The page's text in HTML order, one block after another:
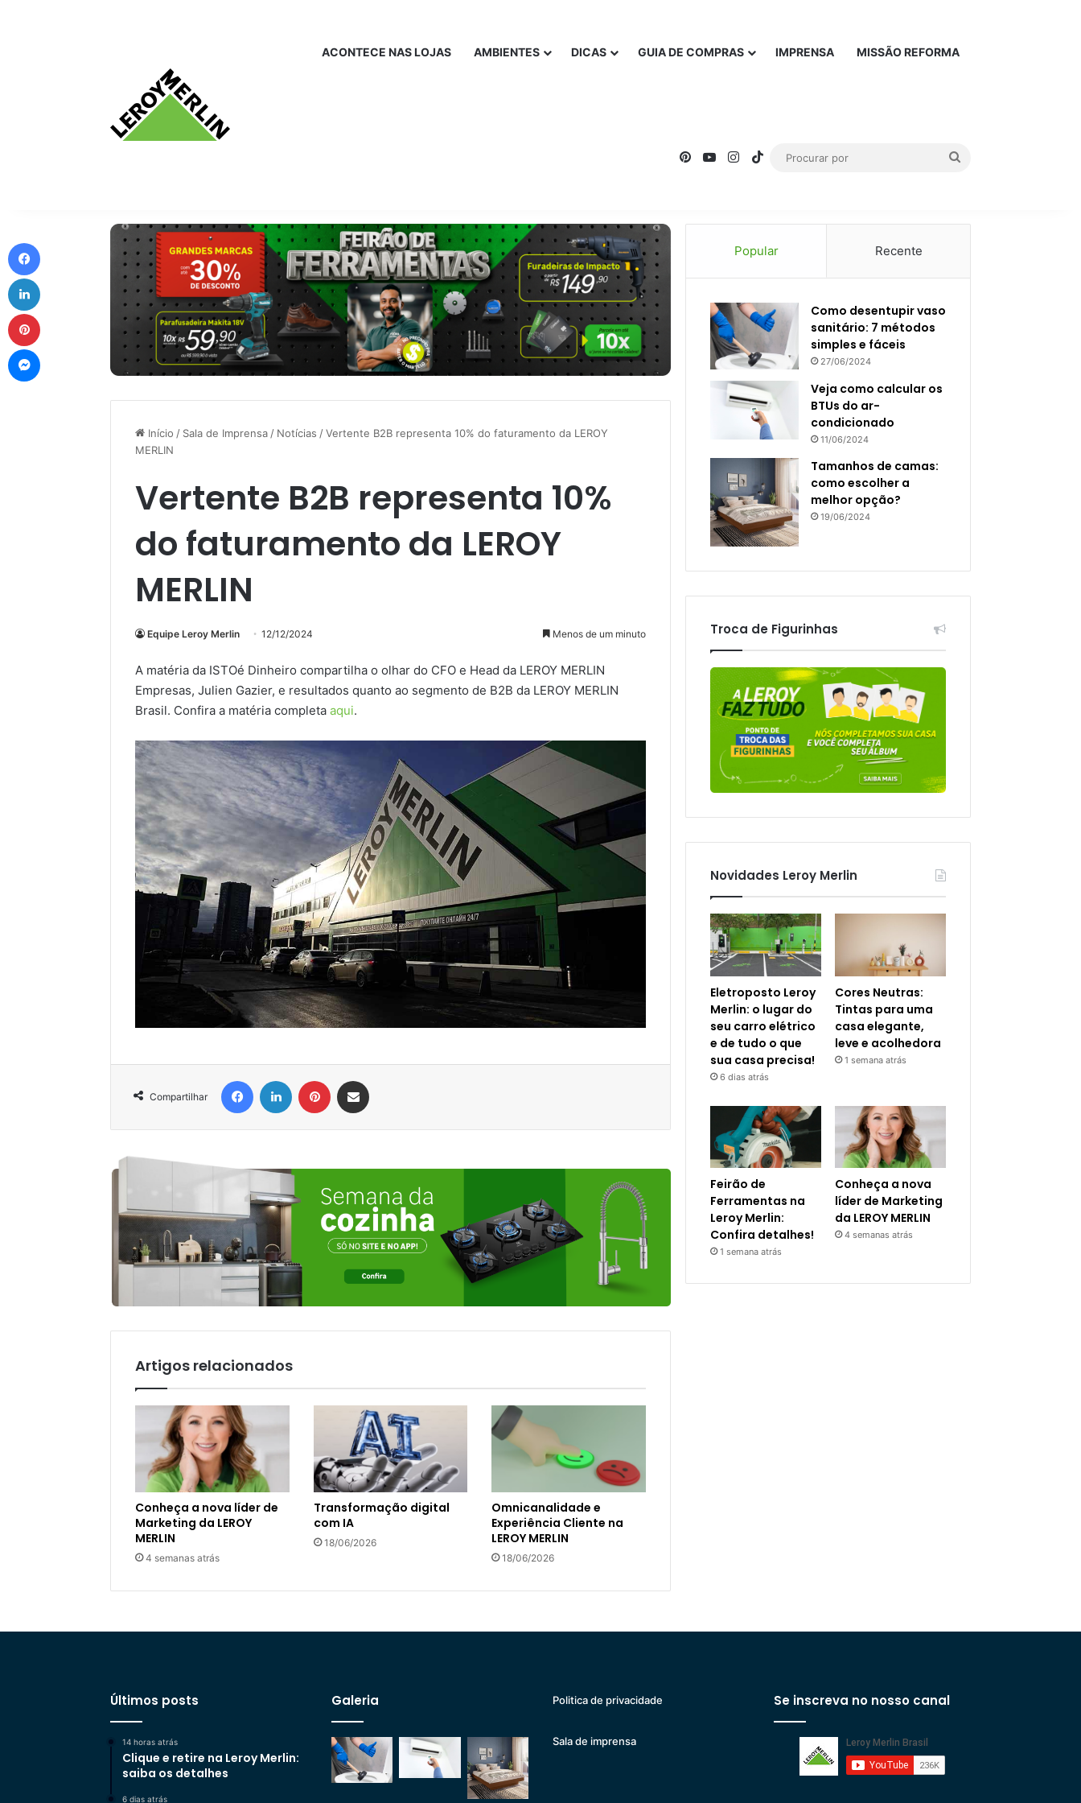
ACONTECE NAS LOJAS AMBIENTES DICAS GUIA DE COMPRAS IMPRENSA MISSÃO REFORMA
PinterestYouTubeInstagram
TikTok
Início / Sala de Imprensa / Notícias /Vertente B2B representa 10% do faturamento da LEROY
MERLIN
Vertente B2B representa 10%
do faturamento da LEROY
MERLIN
Equipe Leroy Merlin 12/12/2024 Menos de um minuto
A matéria da ISTOé Dinheiro compartilha o olhar do CFO e Head da LEROY MERLIN
Empresas, Julien Gazier, e resultados quanto ao segmento de B2B da LEROY MERLIN
Brasil. Confira a matéria completa aqui.
Compartilhar
FacebookLinkedin Pinterest
Artigos relacionados
Conheça a nova líder de
Marketing da LEROY
MERLIN
4 semanas atrás
Transformação digital
com IA
18/06/2026
Omnicanalidade e
Experiência Cliente na
LEROY MERLIN
18/06/2026
Popular Recente
Como desentupir vaso
sanitário: 7 métodos
simples e fáceis
27/06/2024
Veja como calcular os
BTUs do ar-
condicionado
11/06/2024
Tamanhos de camas:
como escolher a
melhor opção?
19/06/2024
Troca de Figurinhas
Novidades Leroy Merlin
Eletroposto Leroy
Merlin: o lugar do
seu carro elétrico
e de tudo o que
sua casa precisa!
6 dias atrás
Cores Neutras:
Tintas para uma
casa elegante,
leve e acolhedora
1 semana atrás
Feirão de
Ferramentas na
Leroy Merlin:
Confira detalhes!
1 semana atrás
Conheça a nova
líder de Marketing
da LEROY MERLIN
4 semanas atrás
Últimos posts
14 horas atrás
Clique e retire na Leroy Merlin:
saiba os detalhes
6 dias atrás
Galeria Politica de privacidade
Sala de imprensa
Se inscreva no nosso canal